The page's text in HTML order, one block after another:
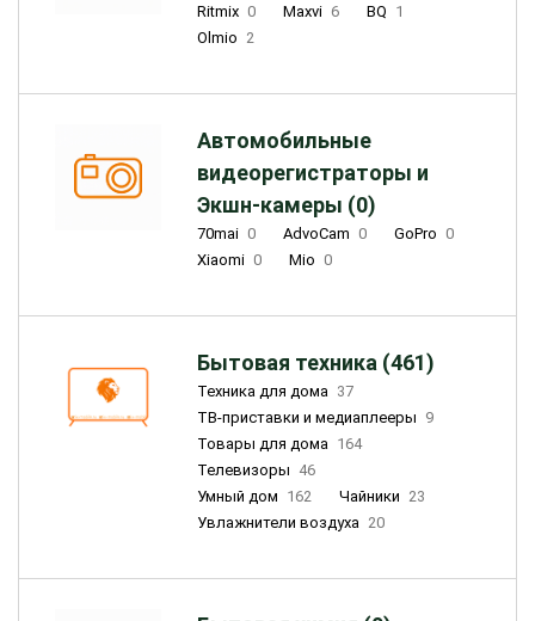
Ritmix 0 Maxvi 6 BQ 1
Olmio 2
Автомобильные
видеорегистраторы и
Экшн-камеры (0)
70mai 0 AdvoCam 0 GoPro 0
Xiaomi 0 Mio 0
Бытовая техника (461)
Техника для дома 37
ТВ-приставки и медиаплееры 9
Товары для дома 164
Телевизоры 46
Умный дом 162 Чайники 23
Увлажнители воздуха 20